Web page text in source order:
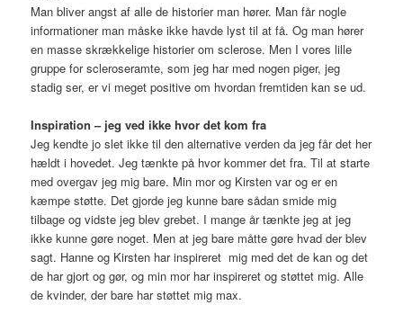
Man bliver angst af alle de historier man hører. Man får nogle
informationer man måske ikke havde lyst til at få. Og man hører
en masse skrækkelige historier om sclerose. Men I vores lille
gruppe for scleroseramte, som jeg har med nogen piger, jeg
stadig ser, er vi meget positive om hvordan fremtiden kan se ud.
Inspiration – jeg ved ikke hvor det kom fra
Jeg kendte jo slet ikke til den alternative verden da jeg får det her
hældt i hovedet. Jeg tænkte på hvor kommer det fra. Til at starte
med overgav jeg mig bare. Min mor og Kirsten var og er en
kæmpe støtte. Det gjorde jeg kunne bare sådan smide mig
tilbage og vidste jeg blev grebet. I mange år tænkte jeg at jeg
ikke kunne gøre noget. Men at jeg bare måtte gøre hvad der blev
sagt. Hanne og Kirsten har inspireret mig med det de kan og det
de har gjort og gør, og min mor har inspireret og støttet mig. Alle
de kvinder, der bare har støttet mig max.